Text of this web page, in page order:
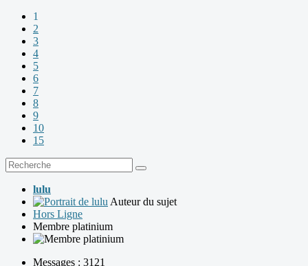
1
2
3
4
5
6
7
8
9
10
15
lulu
Auteur du sujet
Hors Ligne
Membre platinium
Messages : 3121